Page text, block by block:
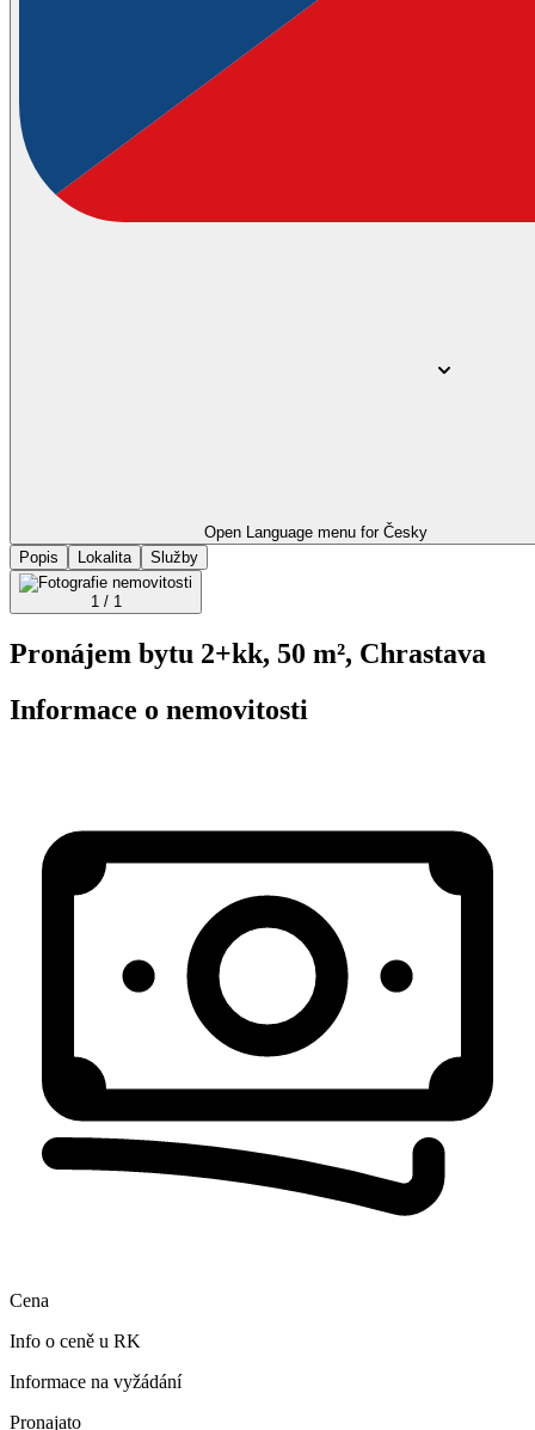
Open Language menu for Česky
Popis
Lokalita Služby
1 / 1
Pronájem bytu 2+kk, 50 m², Chrastava
Informace o nemovitosti
Cena
Info o ceně u RK
Informace na vyžádání
Pronajato